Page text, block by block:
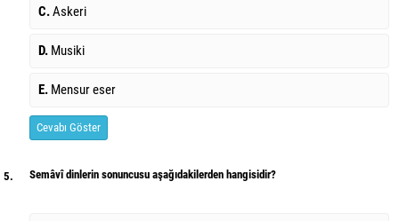
C.Askeri
D. Musiki
E. Mensur eser
Cevabı Göster
5. Semâvî dinlerin sonuncusu aşağıdakilerden hangisidir?